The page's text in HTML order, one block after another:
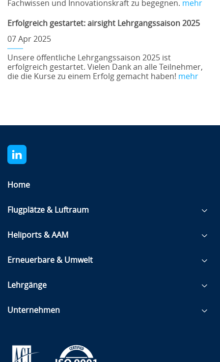
Fachwissen und Innovationskraft zu begegnen. mehr
Erfolgreich gestartet: airsight Lehrgangssaison 2025
07 Apr 2025
Unsere öffentliche Lehrgangssaison 2025 ist
erfolgreich gestartet. Vielen Dank an alle Teilnehmer,
die die Kurse zu einem Erfolg gemacht haben! mehr
Home
Flugplätze & Luftraum
Heliports & AAM
Erneuerbare & Umwelt
Lehrgänge
Unternehmen